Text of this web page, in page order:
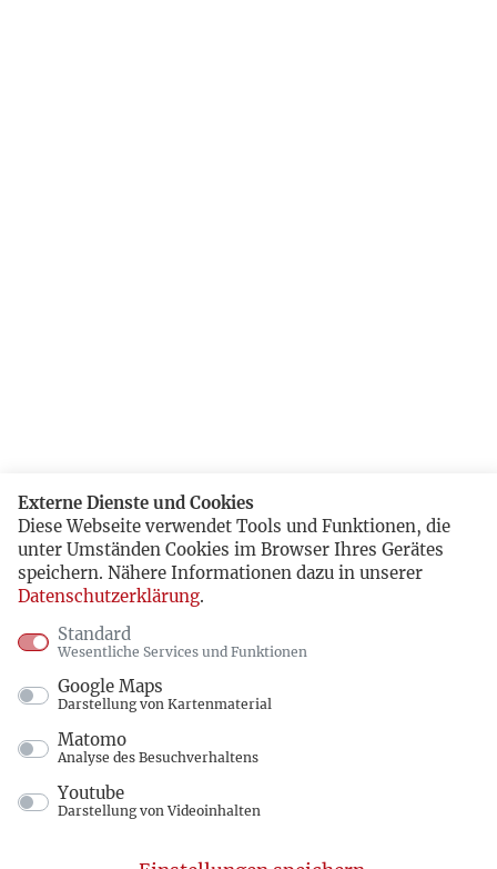
Externe Dienste und Cookies
Diese Webseite verwendet Tools und Funktionen, die
unter Umständen Cookies im Browser Ihres Gerätes
speichern. Nähere Informationen dazu in unserer
Datenschutzerklärung.
Standard
Wesentliche Services und Funktionen
Google Maps
Darstellung von Kartenmaterial
Matomo
Analyse des Besuchverhaltens
Youtube
Darstellung von Videoinhalten